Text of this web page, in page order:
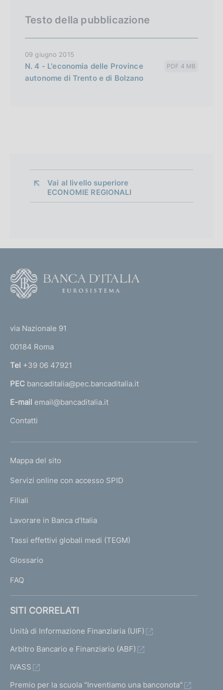
Testo della pubblicazione
09 giugno 2015
N. 4 - L'economia delle Province
autonome di Trento e di Bolzano
PDF 4 MB
Vai al livello superiore
ECONOMIE REGIONALI
r
n
a
l
'
m
e
a
g
via Nazionale 91
00184 Roma
Tel +39 06 47921
PEC bancaditalia@pec.bancaditalia.it
E-mail email@bancaditalia.it
Contatti
L
N
K
T
I
I
Mappa del sito
Servizi online con accesso SPID
Filiali
Lavorare in Banca d'Italia
Tassi effettivi globali medi (TEGM)
Glossario
FAQ
SITI CORRELATI
Unità di Informazione Finanziaria (UIF)
Arbitro Bancario e Finanziario (ABF)
IVASS
Premio per la scuola "Inventiamo una banconota"